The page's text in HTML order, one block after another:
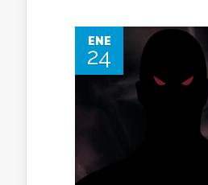
ENE
24